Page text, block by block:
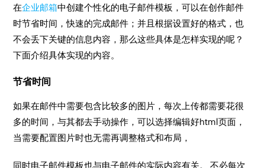
在企业邮箱中创建个性化的电子邮件模板，可以在创作邮件
时节省时间，快速的完成邮件；并且根据设置好的格式，也
不会丢下关键的信息内容，那么这些具体是怎样实现的呢？
下面介绍具体实现的内容。
节省时间
如果在邮件中需要包含比较多的图片，每次上传都需要花很
多的时间，与其都去手动操作，可以选择编辑好html页面，
当需要配置图片时也无需再调整格式和布局，
同时电子邮件模板也与电子邮件的实际内容有关。 不必每次